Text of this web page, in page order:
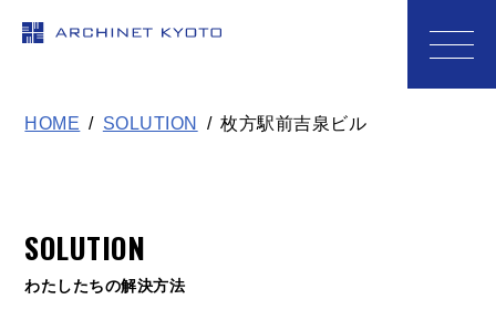
アーキネット京都1級建築士事務
HOME SOLUTION 枚方駅前吉泉ビル
SOLUTION
わたしたちの解決方法